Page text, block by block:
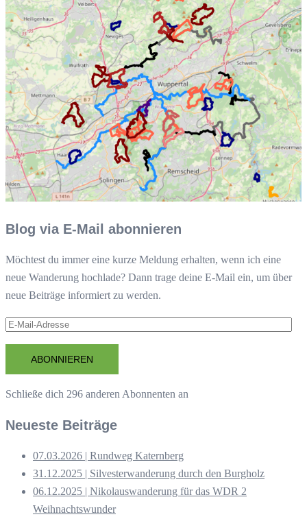
Blog via E-Mail abonnieren
Möchtest du immer eine kurze Meldung erhalten, wenn ich eine
neue Wanderung hochlade? Dann trage deine E-Mail ein, um über
neue Beiträge informiert zu werden.
E-
AdresseABONNIEREN
Schließe dich 296 anderen Abonnenten an
Neueste Beiträge
07.03.2026 | Rundweg Katernberg
31.12.2025 | Silvesterwanderung durch den Burgholz
06.12.2025 | Nikolauswanderung für das WDR 2
Weihnachtswunder